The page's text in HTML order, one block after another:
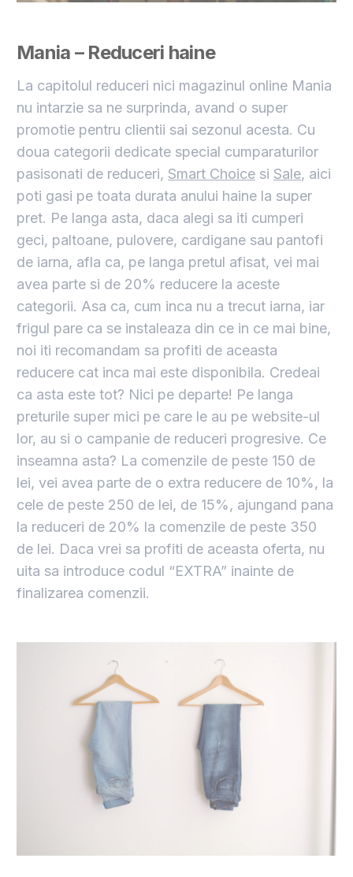
Mania – Reduceri haine
La capitolul reduceri nici magazinul online Mania
nu intarzie sa ne surprinda, avand o super
promotie pentru clientii sai sezonul acesta. Cu
doua categorii dedicate special cumparaturilor
pasisonati de reduceri, Smart Choice si Sale, aici
poti gasi pe toata durata anului haine la super
pret. Pe langa asta, daca alegi sa iti cumperi
geci, paltoane, pulovere, cardigane sau pantofi
de iarna, afla ca, pe langa pretul afisat, vei mai
avea parte si de 20% reducere la aceste
categorii. Asa ca, cum inca nu a trecut iarna, iar
frigul pare ca se instaleaza din ce in ce mai bine,
noi iti recomandam sa profiti de aceasta
reducere cat inca mai este disponibila. Credeai
ca asta este tot? Nici pe departe! Pe langa
preturile super mici pe care le au pe website-ul
lor, au si o campanie de reduceri progresive. Ce
inseamna asta? La comenzile de peste 150 de
lei, vei avea parte de o extra reducere de 10%, la
cele de peste 250 de lei, de 15%, ajungand pana
la reduceri de 20% la comenzile de peste 350
de lei. Daca vrei sa profiti de aceasta oferta, nu
uita sa introduce codul “EXTRA” inainte de
finalizarea comenzii.